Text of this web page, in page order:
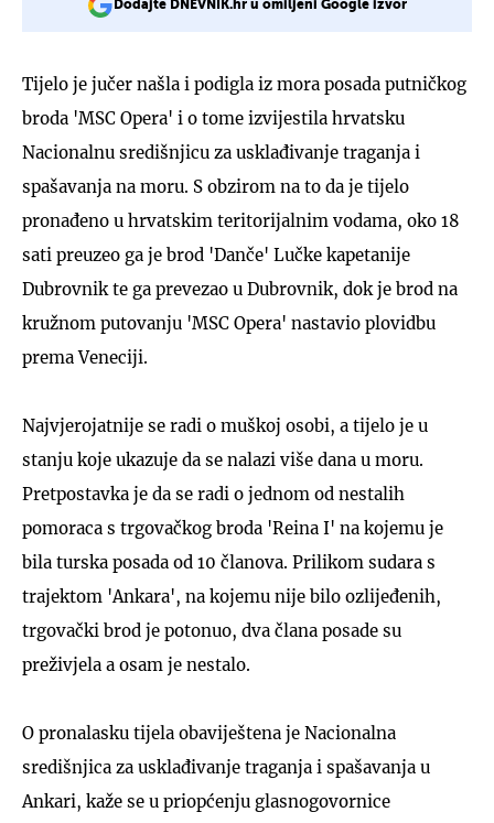
Dodajte DNEVNIK.hr u omiljeni Google izvor
Tijelo je jučer našla i podigla iz mora posada putničkog
broda 'MSC Opera' i o tome izvijestila hrvatsku
Nacionalnu središnjicu za usklađivanje traganja i
spašavanja na moru. S obzirom na to da je tijelo
pronađeno u hrvatskim teritorijalnim vodama, oko 18
sati preuzeo ga je brod 'Danče' Lučke kapetanije
Dubrovnik te ga prevezao u Dubrovnik, dok je brod na
kružnom putovanju 'MSC Opera' nastavio plovidbu
prema Veneciji.
Najvjerojatnije se radi o muškoj osobi, a tijelo je u
stanju koje ukazuje da se nalazi više dana u moru.
Pretpostavka je da se radi o jednom od nestalih
pomoraca s trgovačkog broda 'Reina I' na kojemu je
bila turska posada od 10 članova. Prilikom sudara s
trajektom 'Ankara', na kojemu nije bilo ozlijeđenih,
trgovački brod je potonuo, dva člana posade su
preživjela a osam je nestalo.
O pronalasku tijela obaviještena je Nacionalna
središnjica za usklađivanje traganja i spašavanja u
Ankari, kaže se u priopćenju glasnogovornice